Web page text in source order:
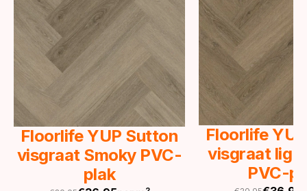
Floorlife YUP Sutton
visgraat Smoky PVC-
plak
Floorlife
visgraat
PVC-